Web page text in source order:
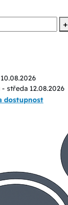
+
středa 12.08.2026
dostupnost